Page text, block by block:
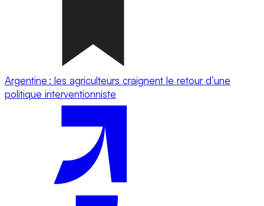
Argentine : les agriculteurs craignent le retour d’une
politique interventionniste